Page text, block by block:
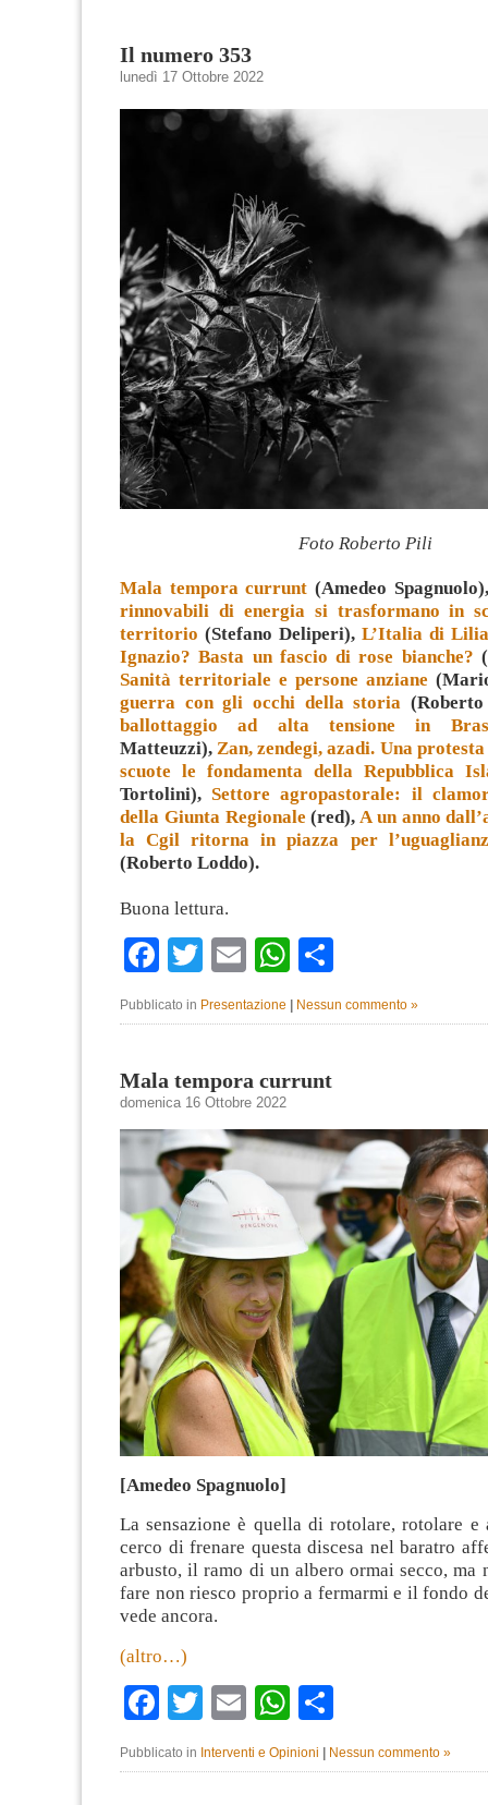
Il numero 353
lunedì 17 Ottobre 2022
Foto Roberto Pili
Mala tempora currunt (Amedeo
rinnovabili di energia si trasformano in
territorio (Stefano Deliperi), L’Italia di
Ignazio? Basta un fascio di rose bianche?
Sanità territoriale e persone anziane
guerra con gli occhi della storia
ballottaggio ad alta tensione in
Matteuzzi),Zan, zendegi, azadi. Una
scuote le fondamenta della Repubblica
Tortolini),Settore agropastorale: il
della Giunta Regionale (red), A un anno
la Cgil ritorna in piazza per
(Roberto Loddo).
Buona lettura.
Facebook
TwitterEmailWhatsApp
Pubblicato in Presentazione | Nessun commento »
Mala tempora currunt
domenica 16 Ottobre 2022
[Amedeo Spagnuolo]
La sensazione è quella di rotolare, rotolare e
cerco di frenare questa discesa nel baratro
arbusto, il ramo di un albero ormai secco, ma
fare non riesco proprio a fermarmi e il fondo
vede ancora.
(altro…)
Facebook
Twitter
EmailWhatsApp
Pubblicato in Interventi e Opinioni | Nessun commento »